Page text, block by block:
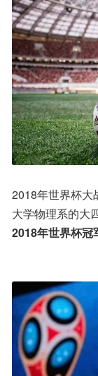
2018年世界杯大
大学物理系的大
2018年世界杯冠